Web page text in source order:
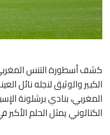
كشف أسطورة التنس
الكبير والوثيق لنجله نائل
المغربي، بنادي برشلونة
الكتالوني يمثل الحلم